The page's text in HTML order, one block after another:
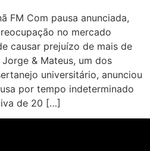
FM Com pausa anunciada,
no mercado
causar prejuízo de mais de
& Mateus, um dos
universitário, anunciou
por tempo indeterminado
de 20 […]